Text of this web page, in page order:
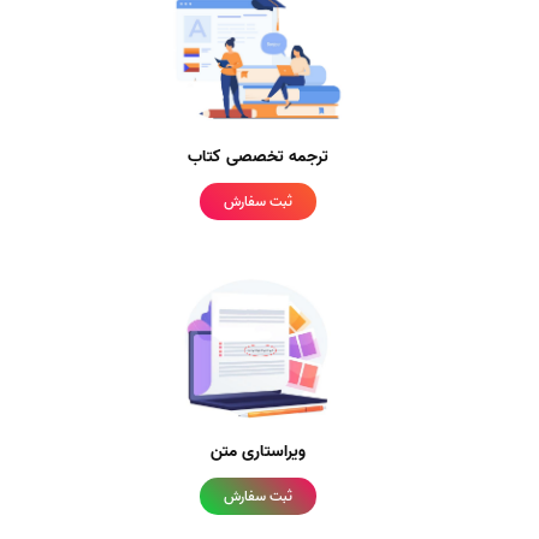
ترجمه تخصصی کتاب
ثبت سفارش
ویراستاری متن
ثبت سفارش